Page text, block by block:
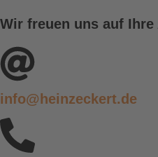
Wir freuen uns auf Ihre
info@heinzeckert.de